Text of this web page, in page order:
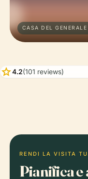
CASA DEL
star4.2(101 reviews)
RENDI LA VISITA
Pianifica e